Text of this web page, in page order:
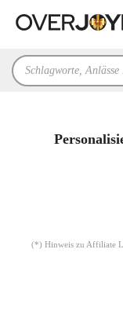
Inhalt
Products
search
(*) Hinweis zu Affiliate